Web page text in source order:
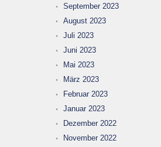
September 2023
August 2023
Juli 2023
Juni 2023
Mai 2023
März 2023
Februar 2023
Januar 2023
Dezember 2022
November 2022